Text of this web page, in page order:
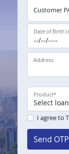
Customer
Date of Birth
Address
Product*
I agree to
Send